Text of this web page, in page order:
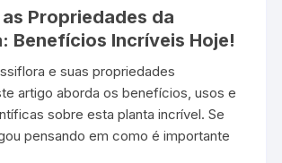
Propriedades da
Benefícios Incríveis Hoje!
e suas propriedades
artigo aborda os benefícios, usos e
sobre esta planta incrível. Se
pensando em como é importante